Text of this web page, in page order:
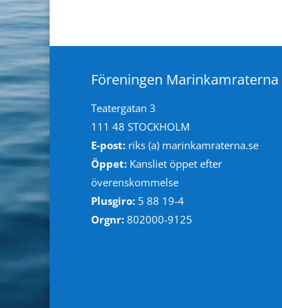
Föreningen Marinkamraterna
Teatergatan 3
111 48 STOCKHOLM
E-post: riks (a) marinkamraterna.se
Öppet: Kansliet öppet efter
överenskommelse
Plusgiro: 5 88 19-4
Orgnr: 802000-9125